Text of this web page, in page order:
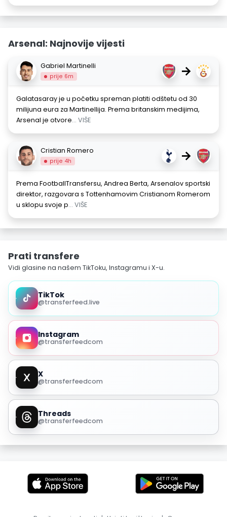
Arsenal: Najnovije vijesti
Gabriel Martinelli
prije 6m →
Galatasaray je u početku spreman platiti odštetu od 30
milijuna eura za Martinellija. Prema britanskim medijima,
Arsenal je otvore... VIŠE
Cristian Romero
prije 4h →
Prema FootballTransfersu, Andrea Berta, Arsenalov sportski
direktor, razgovara s Tottenhamovim Cristianom Romerom
u sklopu svoje p... VIŠE
Prati transfere
Vidi glasine na našem TikToku, Instagramu i X-u.
TikTok
@transferfeed.live
Instagram
@transferfeedcom
X
@transferfeedcom
Threads
@transferfeedcom